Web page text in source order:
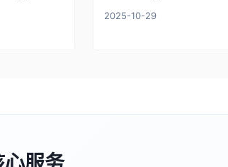
2025-10-29